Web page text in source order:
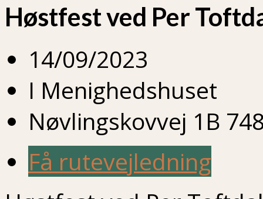
Høstfest ved Per
14/09/2023
I Menighedshuset
Nøvlingskovvej 1B
Få rutevejledning